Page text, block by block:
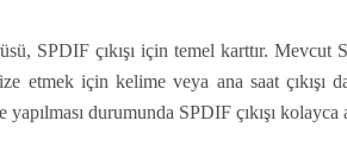
SPDIF çıkışı için temel karttır.
etmek için kelime veya ana saat çıkışı
yapılması durumunda SPDIF çıkışı